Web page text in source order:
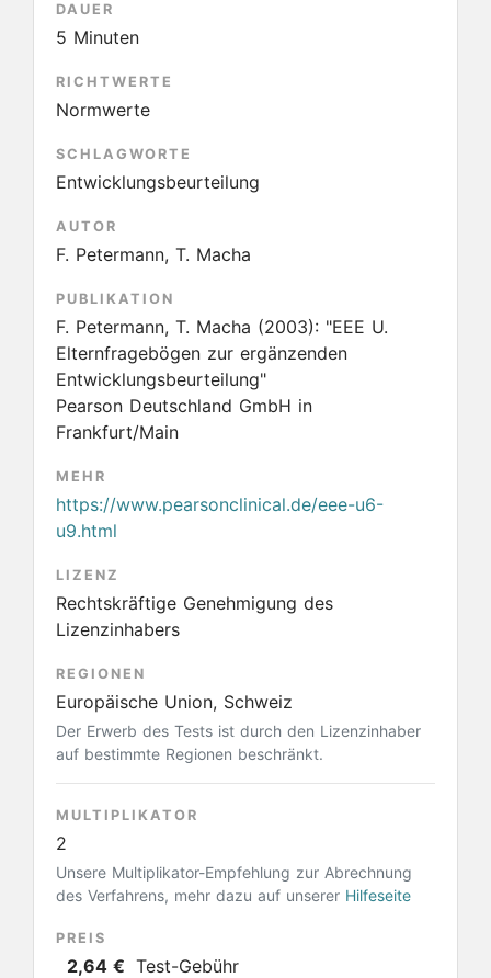
DAUER
5 Minuten
RICHTWERTE
Normwerte
SCHLAGWORTE
Entwicklungsbeurteilung
AUTOR
F. Petermann, T. Macha
PUBLIKATION
F. Petermann, T. Macha (2003): "EEE U.
Elternfragebögen zur ergänzenden
Entwicklungsbeurteilung"
Pearson Deutschland GmbH in
Frankfurt/Main
MEHR
https://www.pearsonclinical.de/eee-u6-
u9.html
LIZENZ
Rechtskräftige Genehmigung des
Lizenzinhabers
REGIONEN
Europäische Union, Schweiz
Der Erwerb des Tests ist durch den Lizenzinhaber
auf bestimmte Regionen beschränkt.
MULTIPLIKATOR
2
Unsere Multiplikator-Empfehlung zur Abrechnung
des Verfahrens, mehr dazu auf unserer Hilfeseite
PREIS
2,64 € Test-Gebühr